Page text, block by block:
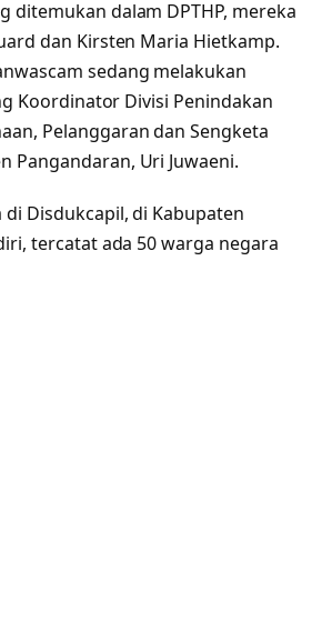
ditemukan dalam DPTHP, mereka
dan Kirsten Maria Hietkamp.
sedang melakukan
Koordinator Divisi Penindakan
Pelanggaran dan Sengketa
Pangandaran, Uri Juwaeni.
di Disdukcapil, di Kabupaten
tercatat ada 50 warga negara